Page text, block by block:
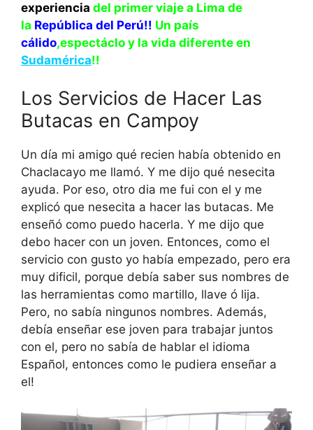
experiencia del primer viaje a Lima de
la República del Perú!! Un país
cálido,espectáclo y la vida diferente en
Sudamérica!!
Los Servicios de Hacer Las
Butacas en Campoy
Un día mi amigo qué recien había obtenido en
Chaclacayo me llamó. Y me dijo qué nesecita
ayuda. Por eso, otro dia me fui con el y me
explicó que nesecita a hacer las butacas. Me
enseñó como puedo hacerla. Y me dijo que
debo hacer con un joven. Entonces, como el
servicio con gusto yo había empezado, pero era
muy dificil, porque debía saber sus nombres de
las herramientas como martillo, llave ó lija.
Pero, no sabía ningunos nombres. Además,
debía enseñar ese joven para trabajar juntos
con el, pero no sabía de hablar el idioma
Español, entonces como le pudiera enseñar a
el!